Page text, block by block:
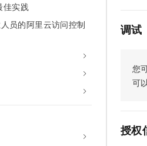
佳实践
员的阿里云访问控制
调试
您
可
授权